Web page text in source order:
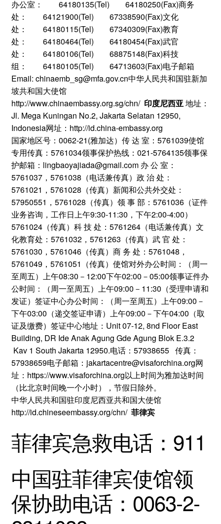
办公室： 64180135(Tel) 64180250(Fax)商务
处： 64121900(Tel) 67338590(Fax)文化
处： 64180115(Tel) 67340309(Fax)教育
处： 64180464(Tel) 64180454(Fax)武官
处： 64180106(Tel) 68875148(Fax)科技
组： 64180105(Tel) 64713603(Fax)电子邮箱
Email: chinaemb_sg@mfa.gov.cn中华人民共和国驻新加
坡共和国大使馆
http://www.chinaembassy.org.sg/chn/ 印度尼西亚地址：
Jl. Mega Kuningan No.2, Jakarta Selatan 12950,
Indonesia网址：http://id.china-embassy.org
国家地区号：0062-21(雅加达）传 达 室：5761039使馆
专用传真：5761034领事保护热线：021-5764135领事保
护邮箱：lingbaoyajiada@gmail.com 办 公 室：
5761037，5761038（电话兼传真）政 治 处：
5761021，5761028（传真）新闻和公共外交处：
57950551，5761028（传真）领 事 部：5761036（证件
业务咨询，工作日上午9:30-11:30，下午2:00-4:00）
5761024（传真）科 技 处：5761264（电话兼传真）文
化教育处：5761032，5761263（传真）武 官 处：
5761030，5761046（传真）商 务 处：5761048，
5761049，5761051（传真）使馆对外办公时间：（周一
至周五）上午08:30－12:00下午02:00－05:00领事证件办
公时间：（周一至周五）上午09:00－11:30（受理申请和
发证）签证中心办公时间：（周一至周五）上午09:00－
下午03:00（递交签证申请）上午09:00－下午04:00（取
证及缴费）签证中心地址：Unit 07-12, 8nd Floor East
Building, DR Ide Anak Agung Gde Agung Blok E.3.2
Kav 1 South Jakarta 12950.电话：57938655 传真：
57938659电子邮箱：jakartacentre@visaforchina.org网
址：https://www.visaforchina.org以上时间为雅加达时间
（比北京时间晚一个小时），节假日除外。
中华人民共和国驻印度尼西亚共和国大使馆
http://id.chineseembassy.org/chn/ 菲律宾
菲律宾急救电话：911
中国驻菲律宾使馆领
保协助电话：0063-2-